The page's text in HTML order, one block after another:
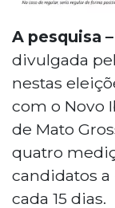
A pesquisa –
divulgada
nestas
com o Novo
de Mato
quatro
candidatos a
cada 15 dias.